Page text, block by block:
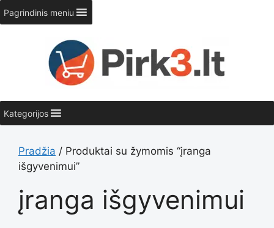
Pereiti
prie
turinio
Pagrindinis meniu
Kategorijos
Pradžia / Produktai su žymomis “įranga
išgyvenimui”
įranga išgyvenimui